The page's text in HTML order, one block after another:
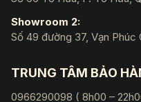
Showroom 2:
Số 49 đường 37, Vạn
TRUNG TÂM BẢO
0966290098 ( 8h00 –